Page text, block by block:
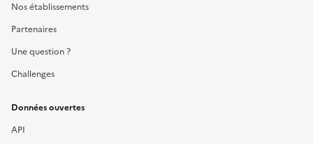
Nos établissements
Partenaires
Une question ?
Challenges
Données ouvertes
API